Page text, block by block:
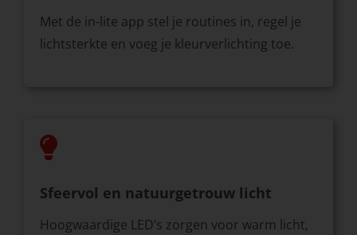
Met de in-lite app stel je routines in, regel je
lichtsterkte en voeg je kleurverlichting toe.
Sfeervol en natuurgetrouw licht
Hoogwaardige LED’s zorgen voor warm licht,